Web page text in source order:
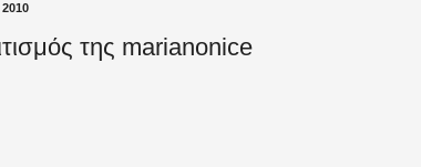
2010
της marianonice